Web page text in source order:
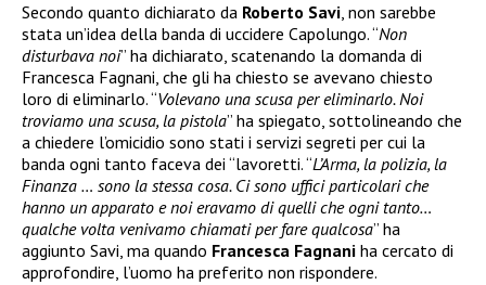
Secondo quanto dichiarato da Roberto Savi, non sarebbe
stata un’idea della banda di uccidere Capolungo. “Non
disturbava noi” ha dichiarato, scatenando la domanda di
Francesca Fagnani, che gli ha chiesto se avevano chiesto
loro di eliminarlo. “Volevano una scusa per eliminarlo. Noi
troviamo una scusa, la pistola” ha spiegato, sottolineando che
a chiedere l’omicidio sono stati i servizi segreti per cui la
banda ogni tanto faceva dei “lavoretti. “L’Arma, la polizia, la
Finanza … sono la stessa cosa. Ci sono uffici particolari che
hanno un apparato e noi eravamo di quelli che ogni tanto…
qualche volta venivamo chiamati per fare qualcosa” ha
aggiunto Savi, ma quando Francesca Fagnani ha cercato di
approfondire, l’uomo ha preferito non rispondere.